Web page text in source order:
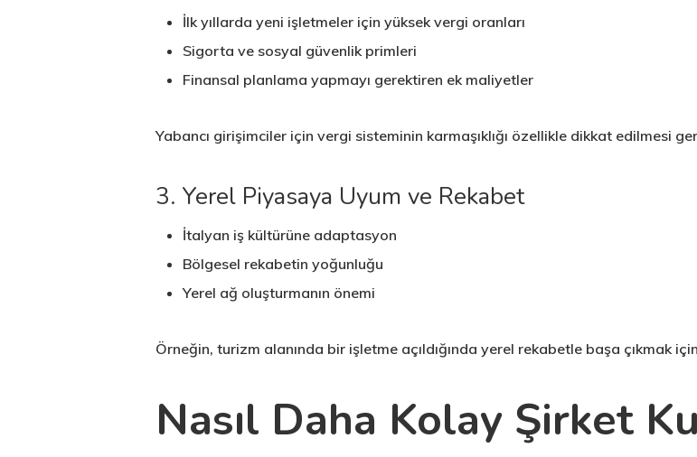
İlk yıllarda yeni işletmeler için yüksek vergi oranları
Sigorta ve sosyal güvenlik primleri
Finansal planlama yapmayı gerektiren ek maliyetler
Yabancı girişimciler için vergi sisteminin karmaşıklığı özellikle dikkat edilmesi
3. Yerel Piyasaya Uyum ve Rekabet
İtalyan iş kültürüne adaptasyon
Bölgesel rekabetin yoğunluğu
Yerel ağ oluşturmanın önemi
Örneğin, turizm alanında bir işletme açıldığında yerel rekabetle başa çıkmak
Nasıl Daha Kolay Şirket